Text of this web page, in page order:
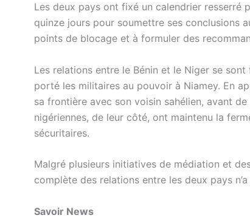
Les deux pays ont fixé un calendrier resserré
quinze jours pour soumettre ses conclusions
points de blocage et à formuler des
Les relations entre le Bénin et le Niger se
porté les militaires au pouvoir à Niamey. En
sa frontière avec son voisin sahélien, avant
nigériennes, de leur côté, ont maintenu la
sécuritaires.
Malgré plusieurs initiatives de médiation et
complète des relations entre les deux pays
Savoir News